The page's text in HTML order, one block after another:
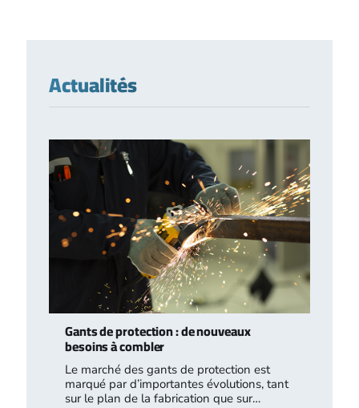
Actualités
Gants de protection : de nouveaux
besoins à combler
Le marché des gants de protection est
marqué par d’importantes évolutions, tant
sur le plan de la fabrication que sur…